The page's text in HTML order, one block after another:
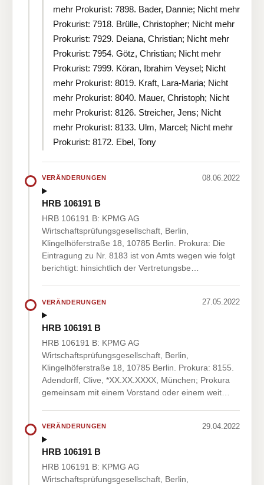
mehr Prokurist: 7898. Bader, Dannie; Nicht mehr
Prokurist: 7918. Brülle, Christopher; Nicht mehr
Prokurist: 7929. Deiana, Christian; Nicht mehr
Prokurist: 7954. Götz, Christian; Nicht mehr
Prokurist: 7999. Köran, Ibrahim Veysel; Nicht
mehr Prokurist: 8019. Kraft, Lara-Maria; Nicht
mehr Prokurist: 8040. Mauer, Christoph; Nicht
mehr Prokurist: 8126. Streicher, Jens; Nicht
mehr Prokurist: 8133. Ulm, Marcel; Nicht mehr
Prokurist: 8172. Ebel, Tony
VERÄNDERUNGEN 08.06.2022
HRB 106191 B
HRB 106191 B: KPMG AG
Wirtschaftsprüfungsgesellschaft, Berlin,
Klingelhöferstraße 18, 10785 Berlin. Prokura: Die
Eintragung zu Nr. 8183 ist von Amts wegen wie folgt
berichtigt: hinsichtlich der Vertretungsbe…
VERÄNDERUNGEN 27.05.2022
HRB 106191 B
HRB 106191 B: KPMG AG
Wirtschaftsprüfungsgesellschaft, Berlin,
Klingelhöferstraße 18, 10785 Berlin. Prokura: 8155.
Adendorff, Clive, *XX.XX.XXXX, München; Prokura
gemeinsam mit einem Vorstand oder einem weit…
VERÄNDERUNGEN 29.04.2022
HRB 106191 B
HRB 106191 B: KPMG AG
Wirtschaftsprüfungsgesellschaft, Berlin,